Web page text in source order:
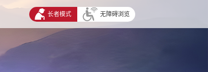
长者模式 无障碍浏览